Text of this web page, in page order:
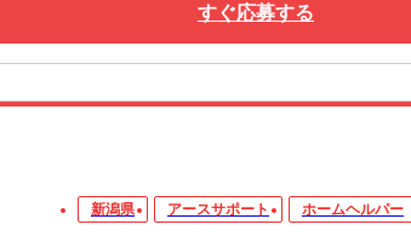
すぐ応募する
新潟県 アースサポート ホームヘルパー